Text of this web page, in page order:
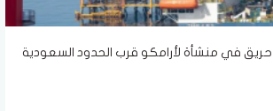
في منشأة لأرامكو قرب الحدود السعودية